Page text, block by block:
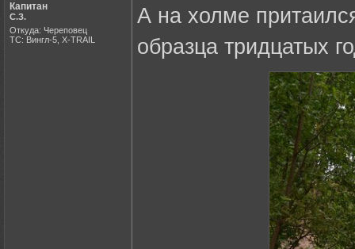
Капитан
С.З.
Откуда: Череповец
ТС: Вингл-5, X-TRAIL
А на холме
образца тридцатых